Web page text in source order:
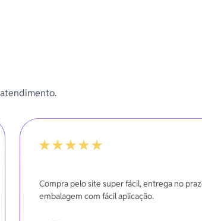
Compra pelo site super fácil, entrega no
embalagem com fácil aplicação.